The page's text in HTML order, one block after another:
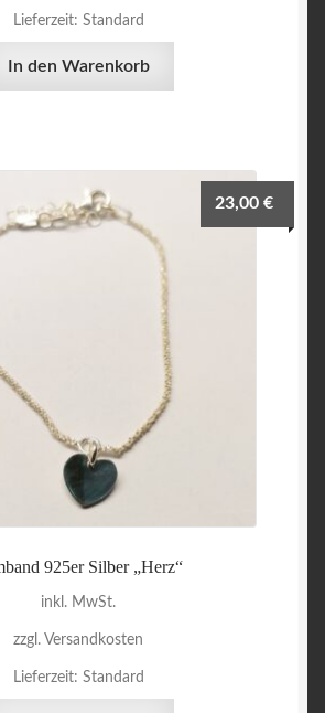
Lieferzeit: Standard
In den Warenkorb
925er Silber „Herz“
23,00€
inkl. MwSt.
zzgl. Versandkosten
Lieferzeit: Standard